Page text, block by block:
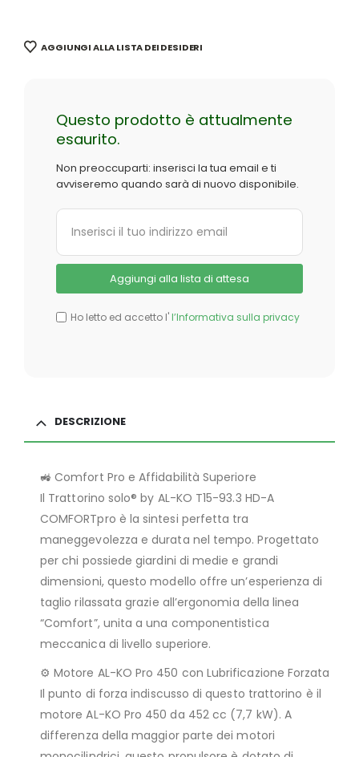
AGGIUNGI ALLA LISTA DEI DESIDERI
Questo prodotto è attualmente
esaurito.
Non preoccuparti: inserisci la tua email e ti
avviseremo quando sarà di nuovo disponibile.
Ho letto ed accetto l'l’Informativa sulla privacy
DESCRIZIONE
🚜 Comfort Pro e Affidabilità Superiore
Il Trattorino solo® by AL-KO T15-93.3 HD-A
COMFORTpro è la sintesi perfetta tra
maneggevolezza e durata nel tempo. Progettato
per chi possiede giardini di medie e grandi
dimensioni, questo modello offre un’esperienza di
taglio rilassata grazie all’ergonomia della linea
“Comfort”, unita a una componentistica
meccanica di livello superiore.
⚙️ Motore AL-KO Pro 450 con Lubrificazione Forzata
Il punto di forza indiscusso di questo trattorino è il
motore AL-KO Pro 450 da 452 cc (7,7 kW). A
differenza della maggior parte dei motori